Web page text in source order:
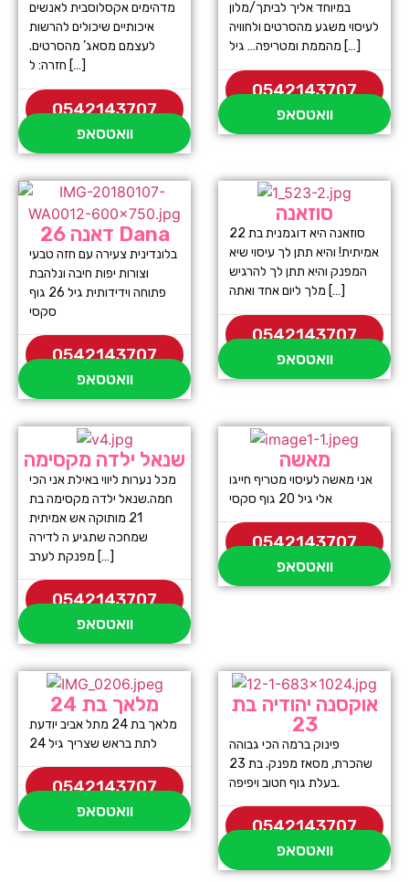
מדהימים אקסלוסבית לאנשים
איכותיים שיכולים להרשות
לעצמם מסאג’ מהסרטים.
חזרה: ל […]
0542143707
וואטסאפ
במיוחד אליך לביתך/מלון
לעיסוי משגע מהסרטים ולחוויה
מהממת ומטריפה… גיל […]
0542143707
וואטסאפ
דאנה 26 Dana
בלונדינית צעירה עם חזה טבעי
וצורות יפות חיבה ונלהבת
פתוחה וידידותית גיל 26 גוף
סקסי
0542143707
וואטסאפ
סוזאנה
סוזאנה היא דוגמנית בת 22
אמיתית! והיא תתן לך עיסוי שיא
המפנק והיא תתן לך להרגיש
מלך ליום אחד ואתה […]
0542143707
וואטסאפ
שנאל ילדה מקסימה
מכל נערות ליווי באילת אני הכי
חמה.שנאל ילדה מקסימה בת
21 מותוקה אש אמיתית
שמחכה שתגיע ה לדירה
מפנקת לערב […]
0542143707
וואטסאפ
מאשה
אני מאשה לעיסוי מטריף חייגו
אלי גיל 20 גוף סקסי
0542143707
וואטסאפ
מלאך בת 24
מלאך בת 24 מתל אביב יודעת
לתת בראש שצריך גיל 24
0542143707
וואטסאפ
אוקסנה יהודיה בת
23
פינוק ברמה הכי גבוהה
שהכרת, מסאז מפנק. בת 23
בעלת גוף חטוב ויפיפה.
0542143707
וואטסאפ